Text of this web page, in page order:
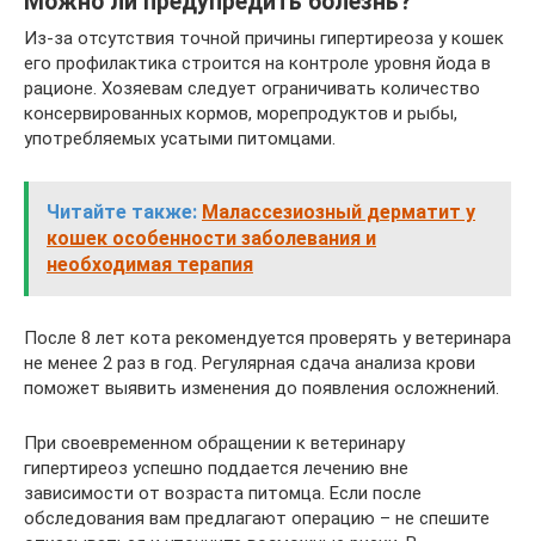
Из-за отсутствия точной причины гипертиреоза у кошек
его профилактика строится на контроле уровня йода в
рационе. Хозяевам следует ограничивать количество
консервированных кормов, морепродуктов и рыбы,
употребляемых усатыми питомцами.
Читайте также: Малассезиозный дерматит у
кошек особенности заболевания и
необходимая терапия
После 8 лет кота рекомендуется проверять у ветеринара
не менее 2 раз в год. Регулярная сдача анализа крови
поможет выявить изменения до появления осложнений.
При своевременном обращении к ветеринару
гипертиреоз успешно поддается лечению вне
зависимости от возраста питомца. Если после
обследования вам предлагают операцию – не спешите